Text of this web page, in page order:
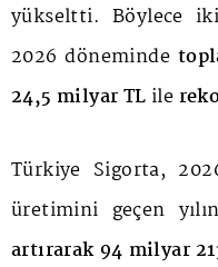
yükseltti. Böylece
2026 döneminde
24,5 milyar TL ile
Türkiye Sigorta,
üretimini geçen
artırarak 94 milyar